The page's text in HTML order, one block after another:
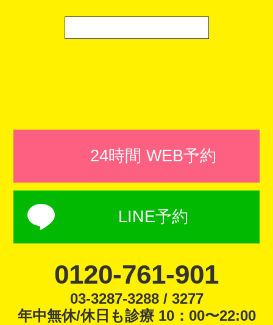
24時間 WEB予約
LINE予約
0120-761-901
03-3287-3288 / 3277
年中無休/休日も診療 10：00〜22:00